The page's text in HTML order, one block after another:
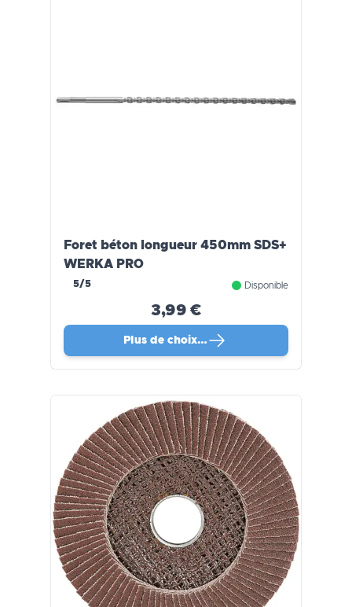
Foret béton longueur 450mm SDS+
WERKA PRO
5/5 Disponible
3,99 €
Plus de choix…